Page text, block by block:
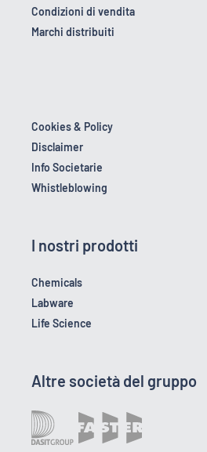
Condizioni di vendita
Marchi distribuiti
Cookies & Policy
Disclaimer
Info Societarie
Whistleblowing
I nostri prodotti
Chemicals
Labware
Life Science
Altre società del gruppo